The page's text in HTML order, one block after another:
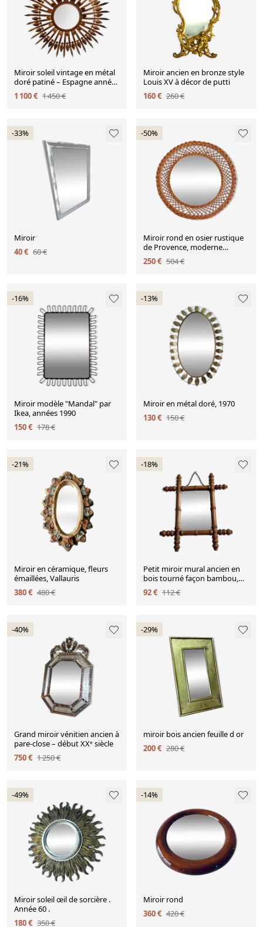
Miroir soleil vintage en métal
doré patiné – Espagne années
50 / 60
1 100 € 1 450 €
Miroir ancien en bronze style
Louis XV à décor de putti
160 € 260 €
-33%
Miroir
40 € 60 €
-50%
Miroir rond en osier rustique
de Provence, moderne
organique, fait à la main,
France
250 € 504 €
-16%
Miroir modèle "Mandal" par
Ikea, années 1990
150 € 178 €
-13%
Miroir en métal doré, 1970
130 € 150 €
-21%
Miroir en céramique, fleurs
émaillées, Vallauris
380 € 480 €
-18%
Petit miroir mural ancien en
bois tourné façon bambou,
92 € 112 €
-40%
Grand miroir vénitien ancien à
pare-close – début XXᵉ siècle
750 € 1 250 €
-29%
miroir bois ancien feuille d or
200 € 280 €
-49%
Miroir soleil œil de sorcière .
Année 60 .
180 € 350 €
-14%
Miroir rond
360 € 420 €